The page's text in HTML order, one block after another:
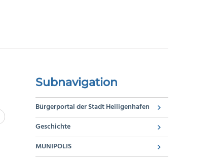
Subnavigation
Bürgerportal der Stadt Heiligenhafen
Geschichte
MUNIPOLIS